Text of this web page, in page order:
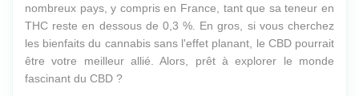
nombreux pays, y compris en France, tant que sa teneur en
THC reste en dessous de 0,3 %. En gros, si vous cherchez
les bienfaits du cannabis sans l'effet planant, le CBD pourrait
être votre meilleur allié. Alors, prêt à explorer le monde
fascinant du CBD ?